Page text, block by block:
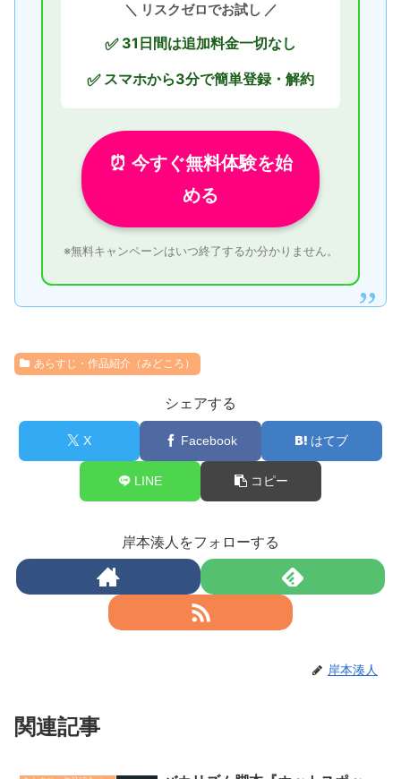
＼ リスクゼロでお試し ／
✅31日間は追加料金一切なし
✅スマホから3分で簡単登録・解約
⏰ 今すぐ無料体験を始
める
※無料キャンペーンはいつ終了するか分かりません。
あらすじ・作品紹介（みどころ）
シェアする
X Facebook はてブ
LINE コピー
岸本湊人をフォローする
岸本湊人
関連記事